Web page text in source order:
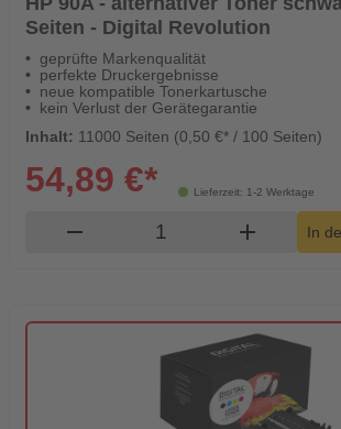
Seiten - Digital Revolution
geprüfte Markenqualität
perfekte Druckergebnisse
neue kompatible Tonerkartusche
kein Verlust der Gerätegarantie
Inhalt: 11000 Seiten (0,50 €* / 100 Seiten)
Lieferzeit: 1-2 Werktage
54,89 €*
remove Produkt Warenkorb
add In